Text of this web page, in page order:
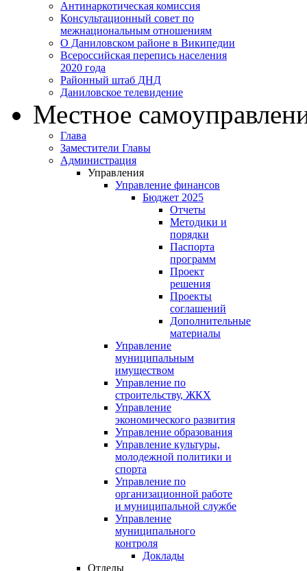
Антинаркотическая комиссия
Консультационный совет по
межнациональным отношениям
О Даниловском районе в Википедии
Всероссийская перепись населения
2020 года
Районный штаб ДНД
Даниловское телевидение
Местное
Глава
Заместители Главы
Администрация
Управления
Управление финансов
Бюджет 2025
Отчеты
Методики и
порядки
Паспорта
программ
Проект
решения
Проекты
соглашений
Дополнительные
материалы
Управление
муниципальным
имуществом
Управление по
строительству, ЖКХ
Управление
экономического развития
Управление образования
Управление культуры,
молодежной политики и
спорта
Управление по
организационной работе
и муниципальной службе
Управление
муниципального
контроля
Доклады
Отделы